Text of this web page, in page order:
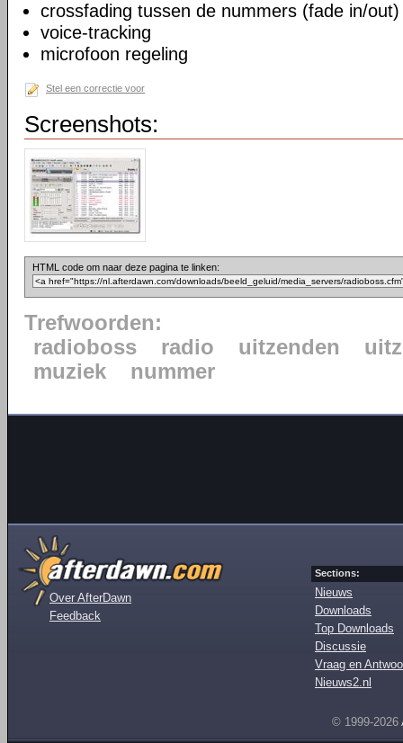
crossfading tussen de nummers (fade in/out)
voice-tracking
microfoon regeling
Stel een correctie voor
Screenshots:
HTML code om naar deze pagina te linken:
Trefwoorden:
radioboss
radio uitzenden
muziek
nummer
Over AfterDawn
Feedback
Sections:
Nieuws
Downloads
Top Downloads
Discussie
Vraag en
Nieuws2.nl
© 1999-2026